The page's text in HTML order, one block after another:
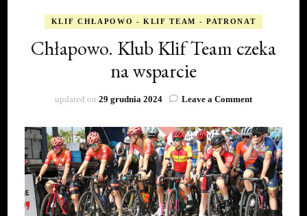
KLIF CHŁAPOWO - KLIF TEAM - PATRONAT
Chłapowo. Klub Klif Team czeka
na wsparcie
updated on 29 grudnia 2024 Leave a Commenton
Klub
Klif
Team
czeka
na
wsparcie